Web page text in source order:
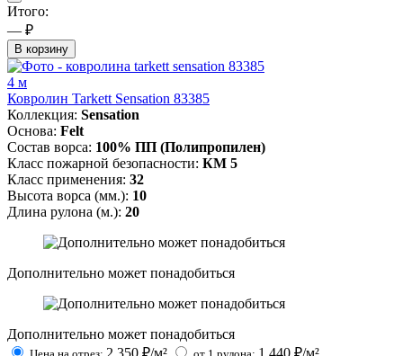
Итого:
— ₽
В корзину
4 м
Ковролин Tarkett Sensation 83385
Коллекция: Sensation
Основа: Felt
Состав ворса: 100% ПП (Полипропилен)
Класс пожарной безопасности: КМ 5
Класс применения: 32
Высота ворса (мм.): 10
Длина рулона (м.): 20
Дополнительно может понадобиться
Дополнительно может понадобиться
2 350 ₽/м² 1 440 ₽/м²